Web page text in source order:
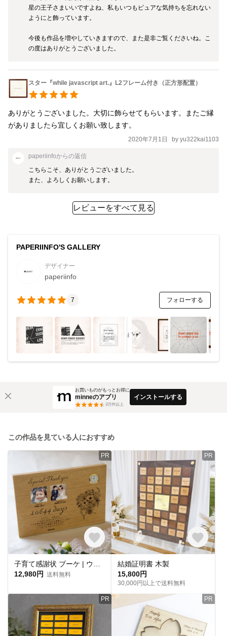
星の王子さまいいですよね、私もいつもピュアな気持ちを忘れない
ようにと飾っています。
今後も作品を増やしていきますので、また是非ご覧くださいね。こ
の度はありがとうございました。
スター『while javascript art.』L2フレーム付き（正方形配置）
ありがとうございました。大切に飾らせてもらいます。またご縁
がありましたら宜しくお願い致します。
2020年7月1日 by yu322kai1103
paperiinfoからの返信
こちらこそ、ありがとうございました。
また、よろしくお願いします。
レビューをすべて見る
PAPERIINFO'S GALLERY
デザイナー
paperiinfo
7 フォローする
お買いものがもっとお得に
minneのアプリ
3万件以上
インストールする
この作品を見ている人におすすめ
PR
12,980円 送料無料
PR
結婚証明書 木製
15,800円
30,000円以上で送料無料
PR PR